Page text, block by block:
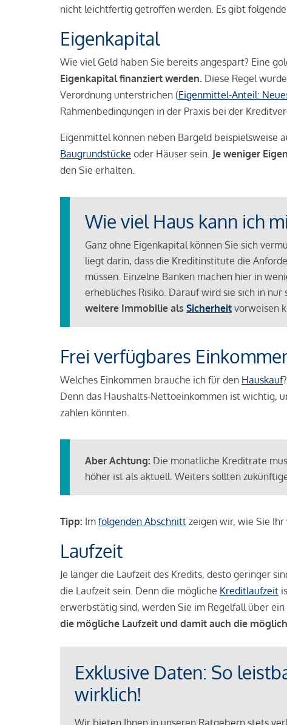
nicht leichtfertig getroffen werden. Es gibt
Eigenkapital
Wie viel Geld haben Sie bereits angespart? Eine
Eigenkapital finanziert werden. Diese Regel
Verordnung unterstrichen (Eigenmittel-Anteil:
Rahmenbedingungen in der Praxis bei der
Eigenmittel können neben Bargeld beispielsweise
Baugrundstücke oder Häuser sein. Je weniger
den Sie erhalten.
Wie viel Haus kann ich
Ganz ohne Eigenkapital können Sie sich
liegt darin, dass die Kreditinstitute die
müssen. Einzelne Banken machen hier in
erhebliches Risiko. Darauf wird sie sich in
weitere Immobilie als Sicherheit vorweisen
Frei verfügbares
Welches Einkommen brauche ich für den Hauskauf
Denn das Haushalts-Nettoeinkommen ist wichtig,
zahlen könnten.
Aber Achtung: Die monatliche Kreditrate
höher ist als aktuell. Weiters sollten
Tipp: Im folgenden Abschnitt zeigen wir, wie Sie
Laufzeit
Je länger die Laufzeit des Kredits, desto geringer
die Laufzeit sein. Denn die mögliche Kreditlaufzeit
erwerbstätig sind, werden Sie im Regelfall über
die mögliche Laufzeit und damit auch die
Exklusive Daten: So
wirklich!